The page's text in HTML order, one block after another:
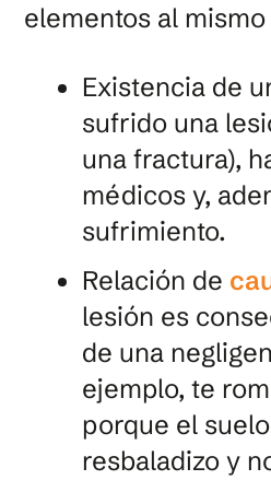
elementos al
Existencia de
sufrido una
una fractura),
médicos y,
sufrimiento.
Relación de
lesión es
de una
ejemplo, te
porque el
resbaladizo y